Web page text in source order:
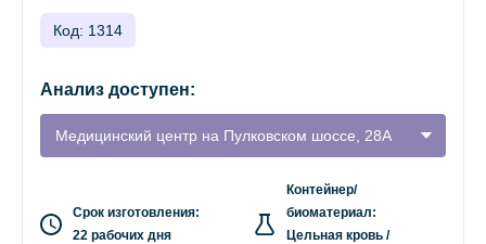
Код: 1314
Анализ доступен:
Медицинский центр на Пулковском шоссе, 28А
Срок изготовления:
22 рабочих дня
Контейнер/
биоматериал:
Цельная кровь /